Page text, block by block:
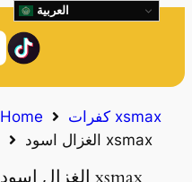
Home
كفرات xsmax
الغزال اسود xsmax
الغزال اسود xsmax
العربية